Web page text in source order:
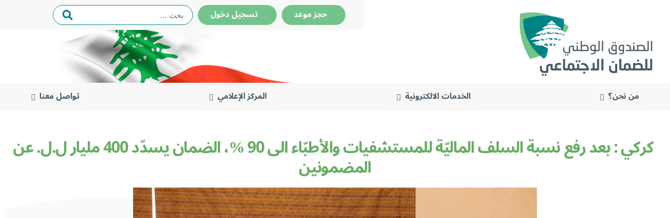
حجز موعد تسجيل دخول البحث
عن:
من نحن؟ الخدمات الالكترونية المركز الإعلامي
تواصل معنا
كركي : بعد رفع نسبة السلف الماليّة للمستشفيات والأطبّاء الى 90 %، الضمان يسدّد 400 مليار ل.ل. عن
المضمونين